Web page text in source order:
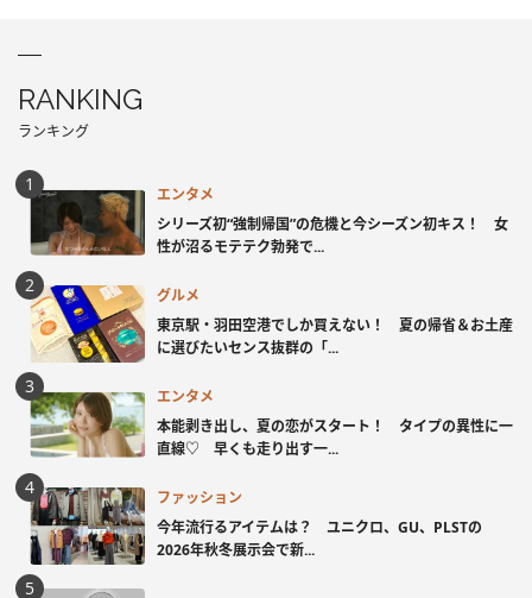
RANKING
ランキング
エンタメ
シリーズ初“強制帰国”の危機と今シーズン初キス！ 女
性が沼るモテテク勃発で...
グルメ
東京駅・羽田空港でしか買えない！ 夏の帰省＆お土産
に選びたいセンス抜群の「...
エンタメ
本能剥き出し、夏の恋がスタート！ タイプの異性に一
直線♡ 早くも走り出す一...
ファッション
今年流行るアイテムは？ ユニクロ、GU、PLSTの
2026年秋冬展示会で新...